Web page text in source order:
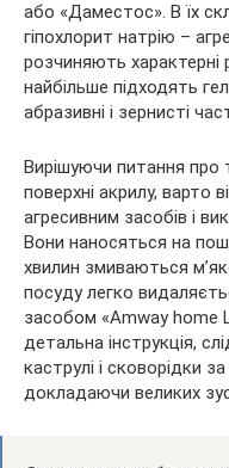
або «Даместос». В їх
гіпохлорит натрію –
розчиняють характерні
найбільше підходять
абразивні і зернисті
Вирішуючи питання про
поверхні акрилу, варто
агресивним засобів і
Вони наносяться на
хвилин змиваються
посуду легко
засобом «Amway home
детальна інструкція,
каструлі і сковорідки
докладаючи великих